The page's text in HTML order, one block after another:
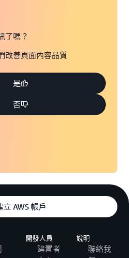
了嗎？
改善頁面內容品質
是
否
立 AWS 帳戶
開發人員
建置者
說明
聯絡我